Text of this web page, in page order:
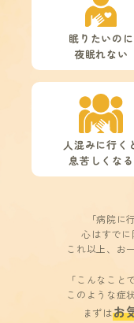
眠りたいのに
夜眠れない
人混みに行く
息苦しくなる
「病院に
心はすでに
これ以上、お
「こんなこと
このような症
まずはお